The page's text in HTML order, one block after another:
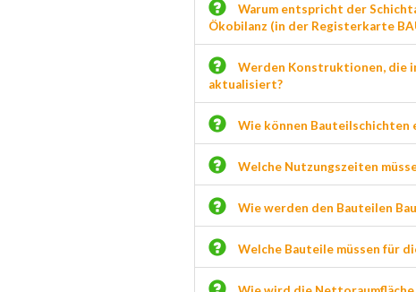
Warum entspricht der
Ökobilanz (in der Registerkarte
Werden Konstruktionen, die
aktualisiert?
Wie können Bauteilschichten
Welche Nutzungszeiten
Wie werden den Bauteilen
Welche Bauteile müssen für